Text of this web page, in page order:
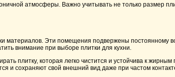
атмосферы. Важно учитывать не только размер
материалов. Эти помещения подвержены постоянному
внимание при выборе плитки для кухни.
плитку, которая легко чистится и устойчива к
и сохраняют свой внешний вид даже при частом